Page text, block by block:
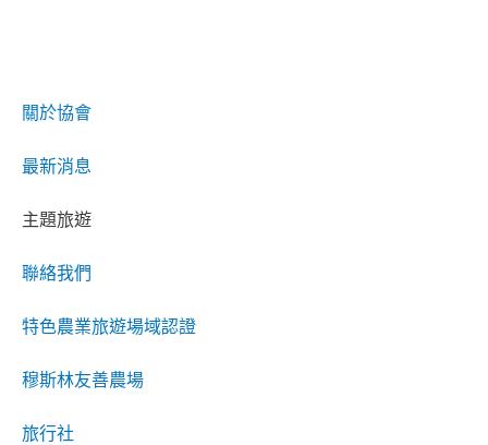
關於協會
最新消息
主題旅遊
聯絡我們
特色農業旅遊場域認證
穆斯林友善農場
旅行社